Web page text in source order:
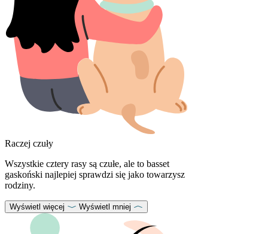
Raczej czuły
Wszystkie cztery rasy są czułe, ale to basset
gaskoński najlepiej sprawdzi się jako towarzysz
rodziny.
Wyświetl więcej Wyświetl mniej